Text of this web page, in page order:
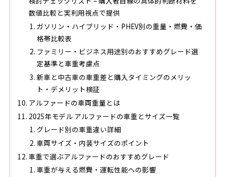
数値比較と実利用視点で提供
ガソリン・ハイブリッド・PHEV別の重量・燃費・価
格帯比較表
ファミリー・ビジネス用途別のおすすめグレード選
定基準と車重考慮点
新車と中古車の車重差と購入タイミングのメリッ
ト・デメリット検証
アルファードの車両重量とは
2025年モデル アルファードの車重とサイズ一覧
グレード別の車重違い詳細
車両サイズ・内装サイズのポイント
車重で選ぶアルファードのおすすめグレード
車重が与える燃費・運転性能への影響